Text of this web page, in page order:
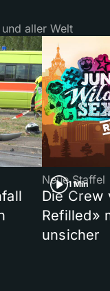
aller Welt
1 Min
Neue Staffel
Die Crew
Refilled»
unsicher